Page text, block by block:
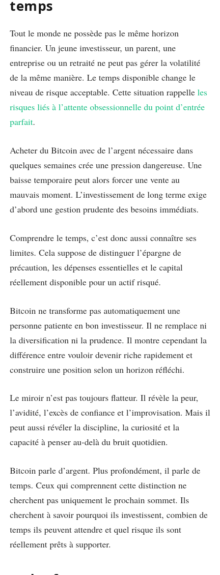
temps
Tout le monde ne possède pas le même horizon
financier. Un jeune investisseur, un parent, une
entreprise ou un retraité ne peut pas gérer la volatilité
de la même manière. Le temps disponible change le
niveau de risque acceptable. Cette situation rappelle les
risques liés à l’attente obsessionnelle du point d’entrée
parfait.
Acheter du Bitcoin avec de l’argent nécessaire dans
quelques semaines crée une pression dangereuse. Une
baisse temporaire peut alors forcer une vente au
mauvais moment. L’investissement de long terme exige
d’abord une gestion prudente des besoins immédiats.
Comprendre le temps, c’est donc aussi connaître ses
limites. Cela suppose de distinguer l’épargne de
précaution, les dépenses essentielles et le capital
réellement disponible pour un actif risqué.
Bitcoin ne transforme pas automatiquement une
personne patiente en bon investisseur. Il ne remplace ni
la diversification ni la prudence. Il montre cependant la
différence entre vouloir devenir riche rapidement et
construire une position selon un horizon réfléchi.
Le miroir n’est pas toujours flatteur. Il révèle la peur,
l’avidité, l’excès de confiance et l’improvisation. Mais il
peut aussi révéler la discipline, la curiosité et la
capacité à penser au-delà du bruit quotidien.
Bitcoin parle d’argent. Plus profondément, il parle de
temps. Ceux qui comprennent cette distinction ne
cherchent pas uniquement le prochain sommet. Ils
cherchent à savoir pourquoi ils investissent, combien de
temps ils peuvent attendre et quel risque ils sont
réellement prêts à supporter.